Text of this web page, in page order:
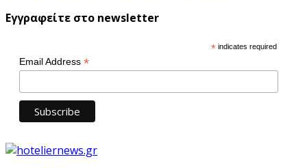
Εγγραφείτε στο newsletter
* indicates required
Email Address *